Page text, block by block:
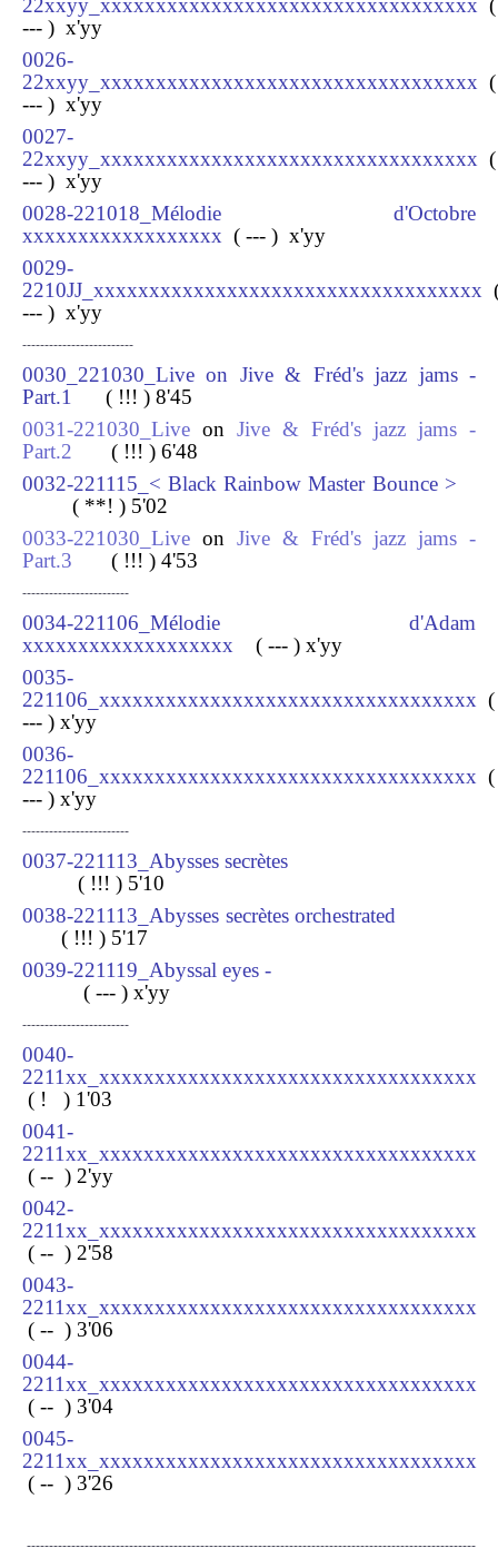
22xxyy_xxxxxxxxxxxxxxxxxxxxxxxxxxxxxxxxxx (
--- ) x'yy
0026-
22xxyy_xxxxxxxxxxxxxxxxxxxxxxxxxxxxxxxxxx (
--- ) x'yy
0027-
22xxyy_xxxxxxxxxxxxxxxxxxxxxxxxxxxxxxxxxx (
--- ) x'yy
0028-221018_Mélodie d'Octobre
xxxxxxxxxxxxxxxxxx ( --- ) x'yy
0029-
2210JJ_xxxxxxxxxxxxxxxxxxxxxxxxxxxxxxxxxxx
--- ) x'yy
-------------------------
0030_221030_Live on Jive & Fréd's jazz jams -
Part.1
( !!! ) 8'45
0031-221030_Live on Jive & Fréd's jazz jams -
Part.2
( !!! ) 6'48
0032-221115_< Black Rainbow Master Bounce >
( **! ) 5'02
0033-221030_Live on Jive & Fréd's jazz jams -
Part.3
( !!! ) 4'53
------------------------
0034-221106_Mélodie d'Adam
xxxxxxxxxxxxxxxxxxx
( --- ) x'yy
0035-
221106_xxxxxxxxxxxxxxxxxxxxxxxxxxxxxxxxxx (
--- ) x'yy
0036-
221106_xxxxxxxxxxxxxxxxxxxxxxxxxxxxxxxxxx (
--- ) x'yy
------------------------
0037-221113_Abysses secrètes
( !!! ) 5'10
0038-221113_Abysses secrètes orchestrated
( !!! ) 5'17
0039-221119_Abyssal eyes -
( --- ) x'yy
------------------------
0040-
2211xx_xxxxxxxxxxxxxxxxxxxxxxxxxxxxxxxxxx
( ! ) 1'03
0041-
2211xx_xxxxxxxxxxxxxxxxxxxxxxxxxxxxxxxxxx
( -- ) 2'yy
0042-
2211xx_xxxxxxxxxxxxxxxxxxxxxxxxxxxxxxxxxx
( -- ) 2'58
0043-
2211xx_xxxxxxxxxxxxxxxxxxxxxxxxxxxxxxxxxx
( -- ) 3'06
0044-
2211xx_xxxxxxxxxxxxxxxxxxxxxxxxxxxxxxxxxx
( -- ) 3'04
0045-
2211xx_xxxxxxxxxxxxxxxxxxxxxxxxxxxxxxxxxx
( -- ) 3'26
-----------------------------------------------------------------------------------------------------